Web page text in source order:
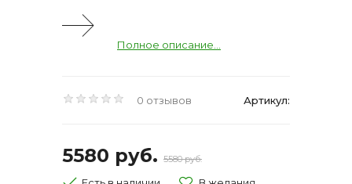
Полное описание...
0 отзывов Артикул:
5580 руб. 5580 руб.